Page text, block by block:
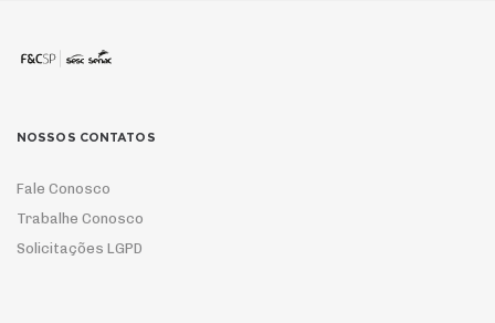
NOSSOS CONTATOS
Fale Conosco
Trabalhe Conosco
Solicitações LGPD